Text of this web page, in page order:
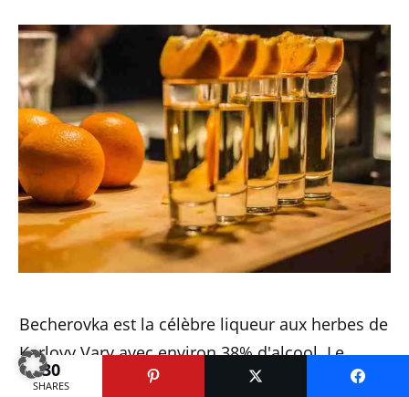
Becherovka est la célèbre liqueur aux herbes de
Karlovy Vary avec environ 38% d'alcool.Le
schnaps amer aux herbes vert-jaune existe sous
30
SHARES